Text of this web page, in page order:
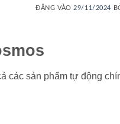
ĐĂNG VÀO 29/11/2024
các sản phẩm tự động